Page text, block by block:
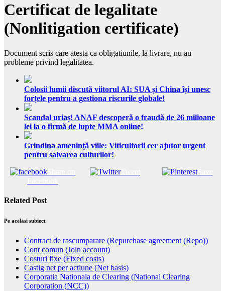
Certificat de legalitate
(Nonlitigation certificate)
Document scris care atesta ca obligatiunile, la livrare, nu au
probleme privind legalitatea.
Colosii lumii discută viitorul AI: SUA și China își unesc
forțele pentru a gestiona riscurile globale!
Scandal uriaș! ANAF descoperă o fraudă de 26 milioane
lei la o firmă de lupte MMA online!
Grindina amenință viile: Viticultorii cer ajutor urgent
pentru salvarea culturilor!
Tweet Save
Related Post
Pe acelasi subiect
Contract de rascumparare (Repurchase agreement (Repo))
Cont comun (Join account)
Costuri fixe (Fixed costs)
Castig net per actiune (Net basis)
Corporatia Nationala de Clearing (National Clearing
Corporation (NCC))